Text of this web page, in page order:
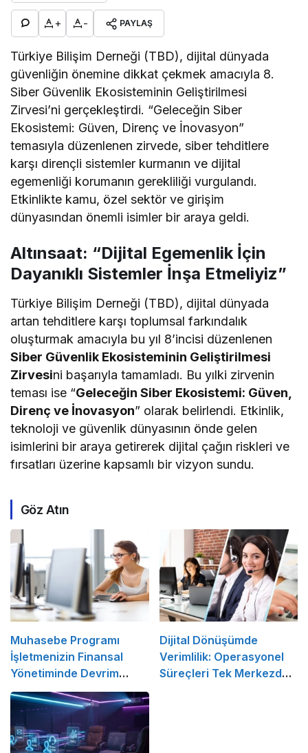
+ - PAYLAŞ
Türkiye Bilişim Derneği (TBD), dijital dünyada
güvenliğin önemine dikkat çekmek amacıyla 8.
Siber Güvenlik Ekosisteminin Geliştirilmesi
Zirvesi’ni gerçekleştirdi. “Geleceğin Siber
Ekosistemi: Güven, Direnç ve İnovasyon”
temasıyla düzenlenen zirvede, siber tehditlere
karşı dirençli sistemler kurmanın ve dijital
egemenliği korumanın gerekliliği vurgulandı.
Etkinlikte kamu, özel sektör ve girişim
dünyasından önemli isimler bir araya geldi.
Altınsaat: “Dijital Egemenlik İçin
Dayanıklı Sistemler İnşa Etmeliyiz”
Türkiye Bilişim Derneği (TBD), dijital dünyada
artan tehditlere karşı toplumsal farkındalık
oluşturmak amacıyla bu yıl 8’incisi düzenlenen
Siber Güvenlik Ekosisteminin Geliştirilmesi
Zirvesini başarıyla tamamladı. Bu yılki zirvenin
teması ise “Geleceğin Siber Ekosistemi: Güven,
Direnç ve İnovasyon” olarak belirlendi. Etkinlik,
teknoloji ve güvenlik dünyasının önde gelen
isimlerini bir araya getirerek dijital çağın riskleri ve
fırsatları üzerine kapsamlı bir vizyon sundu.
Göz Atın
Muhasebe Programı
İşletmenizin Finansal
Yönetiminde Devrim
Yaratacak Çözüm
Dijital Dönüşümde
Verimlilik: Operasyonel
Süreçleri Tek Merkezden